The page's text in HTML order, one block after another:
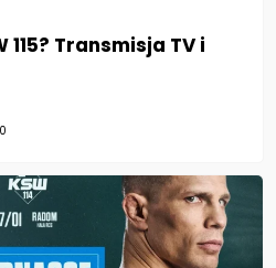
115? Transmisja TV i